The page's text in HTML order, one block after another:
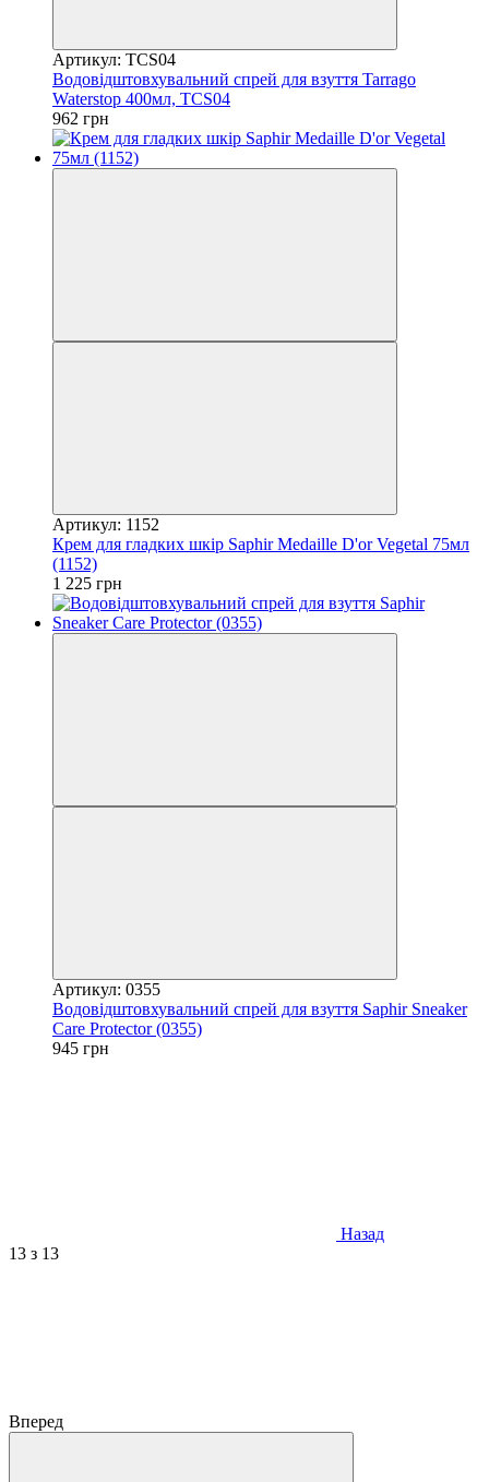
Артикул: TCS04
Водовідштовхувальний спрей для взуття Tarrago
Waterstop 400мл, TCS04
962 грн
Артикул: 1152
Крем для гладких шкір Saphir Medaille D'or Vegetal 75мл
(1152)
1 225 грн
Артикул: 0355
Водовідштовхувальний спрей для взуття Saphir Sneaker
Care Protector (0355)
945 грн
Назад
13 з 13
Вперед